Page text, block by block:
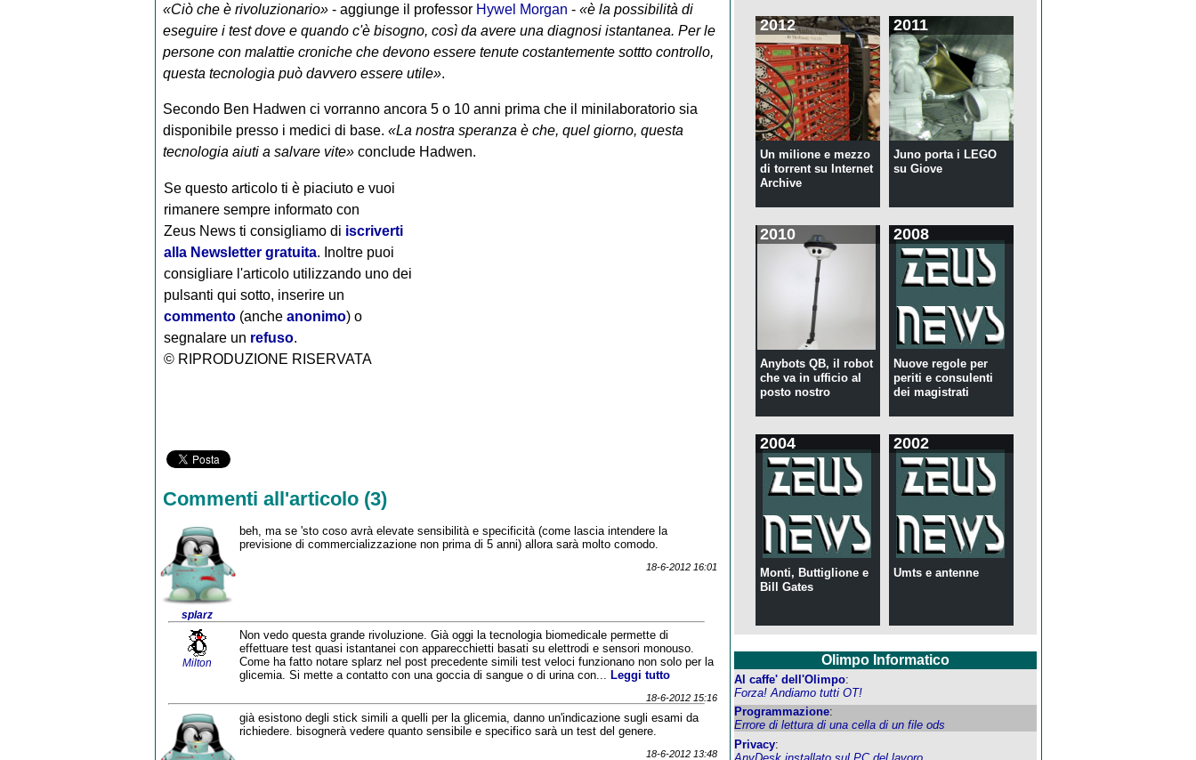
«Ciò che è rivoluzionario»- aggiunge il professor Hywel Morgan - «è la possibilità di
eseguire i test dove e quando c'è bisogno, così da avere una diagnosi istantanea. Per le
persone con malattie croniche che devono essere tenute costantemente sottto controllo,
questa tecnologia può davvero essere utile».
Secondo Ben Hadwen ci vorranno ancora 5 o 10 anni prima che il minilaboratorio sia
disponibile presso i medici di base. «La nostra speranza è che, quel giorno, questa
tecnologia aiuti a salvare vite»conclude Hadwen.
Se questo articolo ti è piaciuto e vuoi
rimanere sempre informato con
Zeus News ti consigliamo di iscriverti
alla Newsletter gratuita. Inoltre puoi
consigliare l'articolo utilizzando uno dei
pulsanti qui sotto, inserire un
commento(anche anonimo) o
segnalare un refuso.
© RIPRODUZIONE RISERVATA
Commenti all'articolo (3)
splarz
beh, ma se 'sto coso avrà elevate sensibilità e specificità (come lascia intendere la
previsione di commercializzazione non prima di 5 anni) allora sarà molto comodo.
18-6-2012 16:01
Milton
Non vedo questa grande rivoluzione. Già oggi la tecnologia biomedicale permette di
effettuare test quasi istantanei con apparecchietti basati su elettrodi e sensori monouso.
Come ha fatto notare splarz nel post precedente simili test veloci funzionano non solo per la
glicemia. Si mette a contatto con una goccia di sangue o di urina con... Leggi tutto
18-6-2012 15:16
già esistono degli stick simili a quelli per la glicemia, danno un'indicazione sugli esami da
richiedere. bisognerà vedere quanto sensibile e specifico sarà un test del genere.
18-6-2012 13:48
2012
Un milione e mezzo
di torrent su Internet
Archive
2011
Juno porta i LEGO
su Giove
2010
Anybots QB, il robot
che va in ufficio al
posto nostro
2008
Nuove regole per
periti e consulenti
dei magistrati
2004
Monti, Buttiglione e
Bill Gates
2002
Umts e antenne
Olimpo Informatico
Al caffe' dell'Olimpo:
Forza! Andiamo tutti OT!
Programmazione:
Errore di lettura di una cella di un file ods
Privacy: